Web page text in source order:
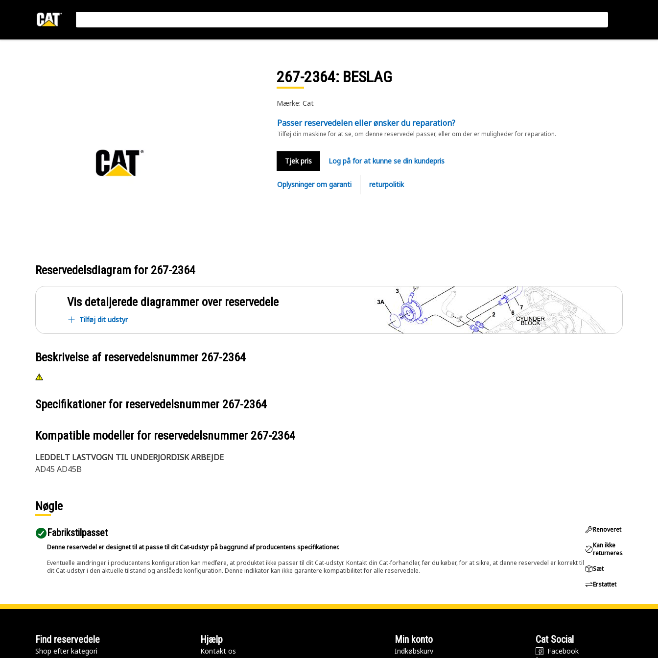
267-2364: BESLAG
Mærke: Cat
Passer reservedelen eller ønsker du reparation?
Tilføj din maskine for at se, om denne reservedel passer, eller om der er muligheder for reparation.
Tjek pris Log på for at kunne se din kundepris
Oplysninger om garanti returpolitik
Reservedelsdiagram for 267-2364
Vis detaljerede diagrammer over reservedele
Tilføj dit udstyr
Beskrivelse af reservedelsnummer 267-2364
Specifikationer for reservedelsnummer 267-2364
Kompatible modeller for reservedelsnummer 267-2364
LEDDELT LASTVOGN TIL UNDERJORDISK ARBEJDE
AD45 AD45B
Nøgle
Fabrikstilpasset
Denne reservedel er designet til at passe til dit Cat-udstyr på baggrund af producentens specifikationer.
Eventuelle ændringer i producentens konfiguration kan medføre, at produktet ikke passer til dit Cat-udstyr. Kontakt din Cat-forhandler, før du køber, for at sikre, at denne reservedel er korrekt til
dit Cat-udstyr i den aktuelle tilstand og anslåede konfiguration. Denne indikator kan ikke garantere kompatibilitet for alle reservedele.
Renoveret
Kan ikke
returneres
Sæt
Erstattet
Find reservedele
Shop efter kategori
Hjælp
Kontakt os
Min konto
Indkøbskurv
Cat Social
Facebook